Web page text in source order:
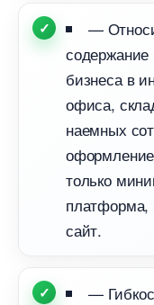
—
изнеса в
офиса,
наемных
оформление
только
платформа,
сайт.
—